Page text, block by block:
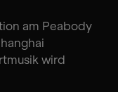
am Peabody
wird